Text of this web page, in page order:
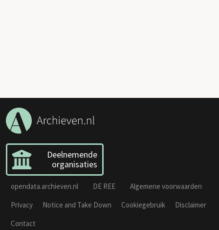
Deelnemende
organisaties
opendata.archieven.nl DE REE
Algemene voorwaarden
Privacy
Notice and Take Down Cookiegebruik
Disclaimer
Contact